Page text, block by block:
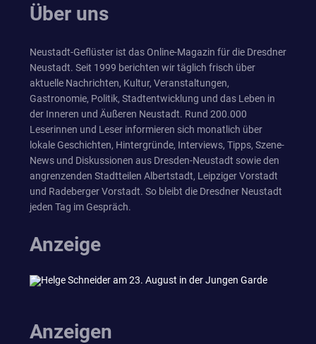
Über uns
Neustadt-Geflüster ist das Online-Magazin für die Dresdner
Neustadt. Seit 1999 berichten wir täglich frisch über
aktuelle Nachrichten, Kultur, Veranstaltungen,
Gastronomie, Politik, Stadtentwicklung und das Leben in
der Inneren und Äußeren Neustadt. Rund 200.000
Leserinnen und Leser informieren sich monatlich über
lokale Geschichten, Hintergründe, Interviews, Tipps, Szene-
News und Diskussionen aus Dresden-Neustadt sowie den
angrenzenden Stadtteilen Albertstadt, Leipziger Vorstadt
und Radeberger Vorstadt. So bleibt die Dresdner Neustadt
jeden Tag im Gespräch.
Anzeige
Anzeigen